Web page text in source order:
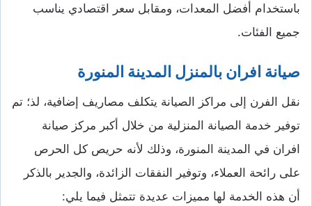
باستخدام أفضل المعدات، ومقابل سعر اقتصادي يناسب
جميع الفئات.
صيانة افران بالمنزل المدينة المنورة
نقل الفرن إلى مراكز الصيانة يتكلف مصاريف إضافية، لذ؛ تم
توفير خدمة الصيانة المنزلية من خلال أكبر مركز صيانة
افران في المدينة المنورة، وذلك لأنه حريص كل الحرص
على رائحة العملاء، وتوفير النفقات الزائدة، والجدير بالذكر
أن هذه الخدمة لها مميزات عديدة تتمثل فيما يلي: